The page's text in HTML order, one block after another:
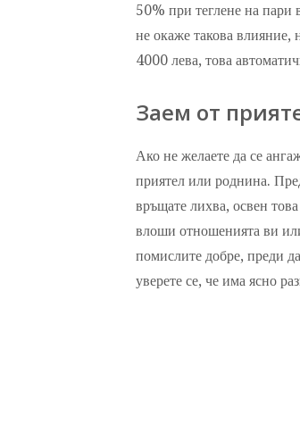
50% при теглене на
не окаже такова влияние,
4000 лева, това
Заем от
Ако не желаете да се
приятел или роднина.
връщате лихва, освен
влоши отношенията ви
помислите добре, преди
уверете се, че има ясно